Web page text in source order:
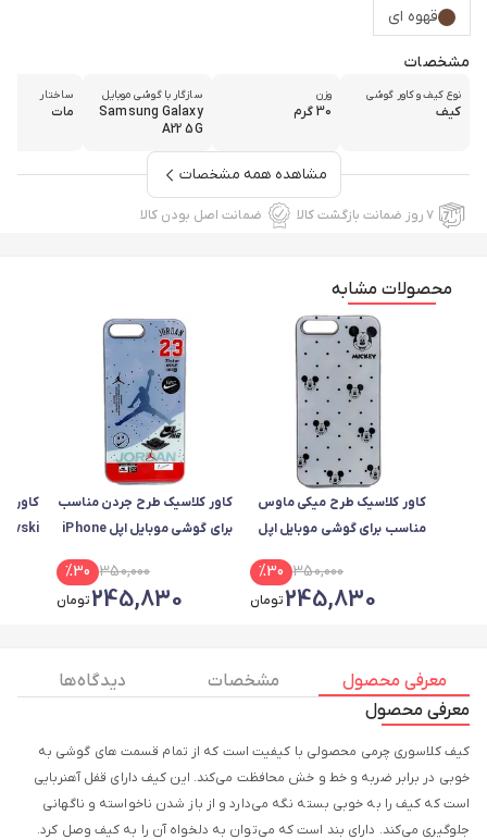
قهوه ای
مشخصات
نوع کیف و کاور گوشی
کیف
وزن
30 گرم
سازگار با گوشی موبایل
Samsung Galaxy
A22 5G
ساختار
مات
مشاهده همه مشخصات
۷ روز ضمانت بازگشت کالا ضمانت اصل بودن کالا
محصولات مشابه
کاور کلاسیک طرح میکی ماوس
مناسب برای گوشی موبایل اپل
350,000
%30
245,830تومان
کاور کلاسیک طرح جردن مناسب
برای گوشی موبایل اپل iPhone
350,000
%30
245,830تومان
کاور
معرفی محصول مشخصات
دیدگاه ها
معرفی محصول
کیف کلاسوری چرمی محصولی با کیفیت است که از تمام قسمت های گوشی به
خوبی در برابر ضربه و خط و خش محافظت می‌کند. این کیف دارای قفل آهنربایی
است که کیف را به خوبی بسته نگه می‌دارد و از باز شدن ناخواسته و ناگهانی
جلوگیری می‌کند. دارای بند است که می‌توان به دلخواه آن را به کیف وصل کرد.